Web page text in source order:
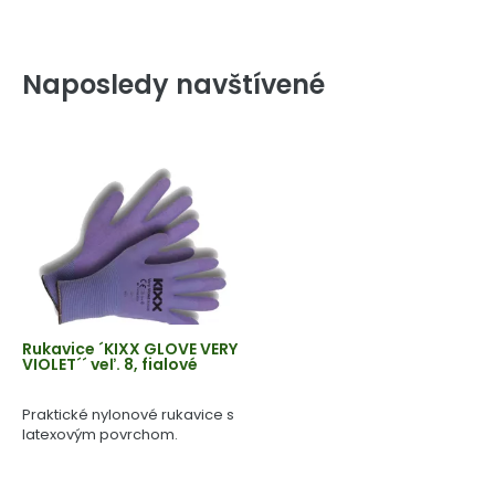
Naposledy navštívené
Rukavice ´KIXX GLOVE VERY
VIOLET´´ veľ. 8, fialové
Praktické nylonové rukavice s
latexovým povrchom.